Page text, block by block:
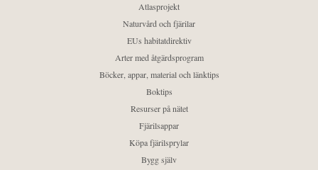
Atlasprojekt
Naturvård och fjärilar
EUs habitatdirektiv
Arter med åtgärdsprogram
Böcker, appar, material och länktips
Boktips
Resurser på nätet
Fjärilsappar
Köpa fjärilsprylar
Bygg själv